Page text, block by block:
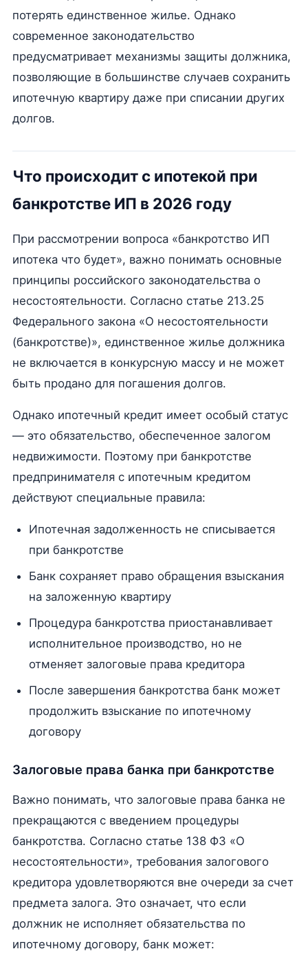
потерять единственное жилье. Однако
современное законодательство
предусматривает механизмы защиты должника,
позволяющие в большинстве случаев сохранить
ипотечную квартиру даже при списании других
долгов.
Что происходит с ипотекой при
банкротстве ИП в 2026 году
При рассмотрении вопроса «банкротство ИП
ипотека что будет», важно понимать основные
принципы российского законодательства о
несостоятельности. Согласно статье 213.25
Федерального закона «О несостоятельности
(банкротстве)», единственное жилье должника
не включается в конкурсную массу и не может
быть продано для погашения долгов.
Однако ипотечный кредит имеет особый статус
— это обязательство, обеспеченное залогом
недвижимости. Поэтому при банкротстве
предпринимателя с ипотечным кредитом
действуют специальные правила:
Ипотечная задолженность не списывается
при банкротстве
Банк сохраняет право обращения взыскания
на заложенную квартиру
Процедура банкротства приостанавливает
исполнительное производство, но не
отменяет залоговые права кредитора
После завершения банкротства банк может
продолжить взыскание по ипотечному
договору
Залоговые права банка при банкротстве
Важно понимать, что залоговые права банка не
прекращаются с введением процедуры
банкротства. Согласно статье 138 ФЗ «О
несостоятельности», требования залогового
кредитора удовлетворяются вне очереди за счет
предмета залога. Это означает, что если
должник не исполняет обязательства по
ипотечному договору, банк может: